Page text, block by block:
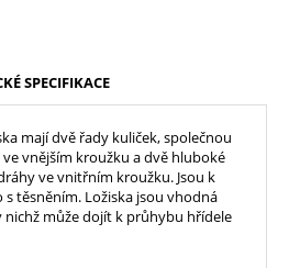
SPECIFIKACE
mají dvě řady kuliček, společnou
vnějším kroužku a dvě hluboké
ve vnitřním kroužku. Jsou k
těsněním. Ložiska jsou vhodná
nichž může dojít k průhybu hřídele